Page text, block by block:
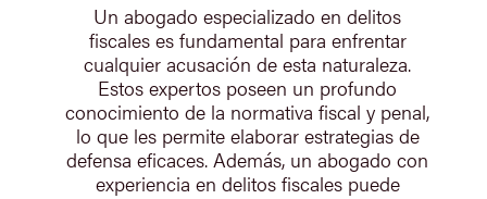
Un abogado especializado en delitos
fiscales es fundamental para enfrentar
cualquier acusación de esta naturaleza.
Estos expertos poseen un profundo
conocimiento de la normativa fiscal y penal,
lo que les permite elaborar estrategias de
defensa eficaces. Además, un abogado con
experiencia en delitos fiscales puede